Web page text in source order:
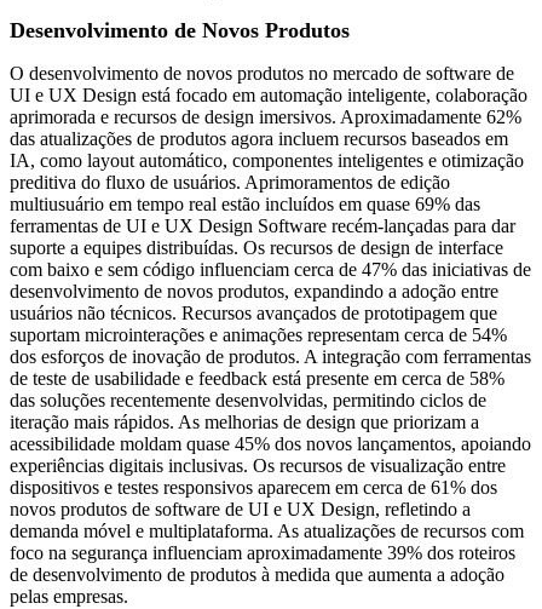
Desenvolvimento de Novos Produtos
O desenvolvimento de novos produtos no mercado de software de
UI e UX Design está focado em automação inteligente, colaboração
aprimorada e recursos de design imersivos. Aproximadamente 62%
das atualizações de produtos agora incluem recursos baseados em
IA, como layout automático, componentes inteligentes e otimização
preditiva do fluxo de usuários. Aprimoramentos de edição
multiusuário em tempo real estão incluídos em quase 69% das
ferramentas de UI e UX Design Software recém-lançadas para dar
suporte a equipes distribuídas. Os recursos de design de interface
com baixo e sem código influenciam cerca de 47% das iniciativas de
desenvolvimento de novos produtos, expandindo a adoção entre
usuários não técnicos. Recursos avançados de prototipagem que
suportam microinterações e animações representam cerca de 54%
dos esforços de inovação de produtos. A integração com ferramentas
de teste de usabilidade e feedback está presente em cerca de 58%
das soluções recentemente desenvolvidas, permitindo ciclos de
iteração mais rápidos. As melhorias de design que priorizam a
acessibilidade moldam quase 45% dos novos lançamentos, apoiando
experiências digitais inclusivas. Os recursos de visualização entre
dispositivos e testes responsivos aparecem em cerca de 61% dos
novos produtos de software de UI e UX Design, refletindo a
demanda móvel e multiplataforma. As atualizações de recursos com
foco na segurança influenciam aproximadamente 39% dos roteiros
de desenvolvimento de produtos à medida que aumenta a adoção
pelas empresas.